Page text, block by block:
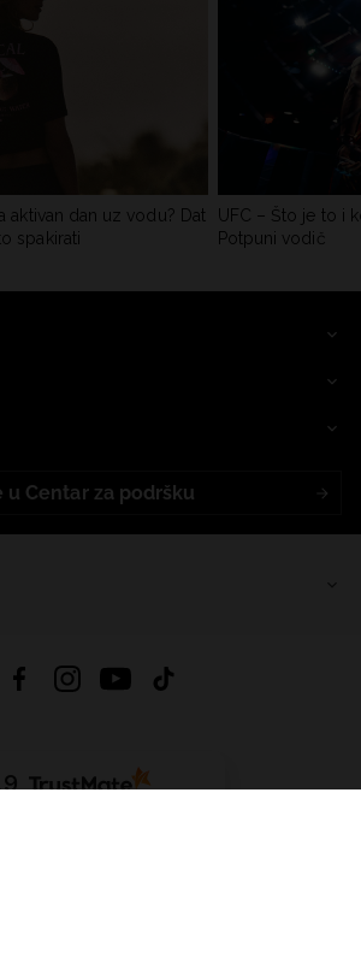
aktivan dan uz vodu? Dat
spakirati
UFC – Što je to i
Potpuni vodič
u Centar za podršku